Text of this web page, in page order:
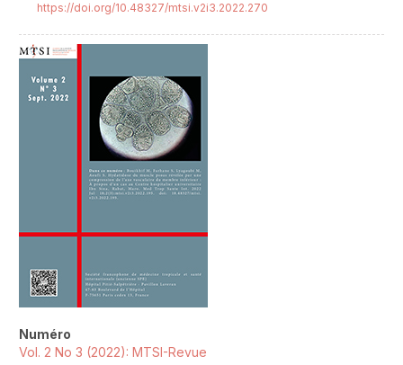
https://doi.org/10.48327/mtsi.v2i3.2022.270
Numéro
Vol. 2 No 3 (2022): MTSI-Revue